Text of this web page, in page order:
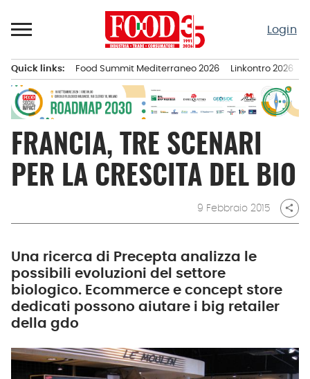
al
Login
principale
Quick links: Food Summit Mediterraneo 2026 Linkontro 2026
FRANCIA, TRE SCENARI
PER LA CRESCITA DEL BIO
9 Febbraio 2015 share
Una ricerca di Precepta analizza le
possibili evoluzioni del settore
biologico. Ecommerce e concept store
dedicati possono aiutare i big retailer
della gdo